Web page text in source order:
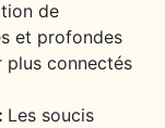
de
et profondes
plus connectés
Les soucis